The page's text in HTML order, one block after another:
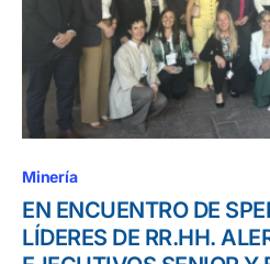
Minería
EN ENCUENTRO DE
LÍDERES DE RR.HH.